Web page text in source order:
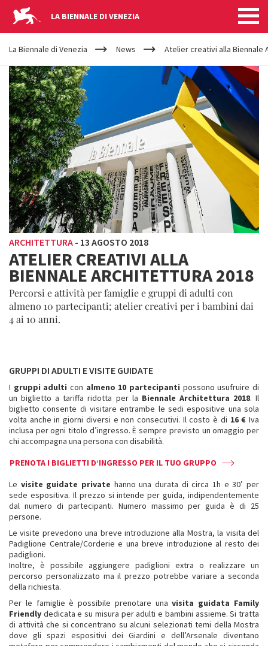
LA BIENNALE DI VENEZIA
YOUR
ARE
HERE
La Biennale di Venezia News Atelier creativi alla Biennale
ARCHITETTURA - 13 AGOSTO 2018
ATELIER CREATIVI ALLA
BIENNALE ARCHITETTURA 2018
Percorsi e attività per famiglie e gruppi di adulti con
almeno 10 partecipanti; atelier creativi per i bambini dai
4 ai 10 anni.
GRUPPI DI ADULTI E VISITE GUIDATE
I gruppi adulti con almeno 10 partecipanti possono usufruire di
un biglietto a tariffa ridotta per la Biennale Architettura 2018. Il
biglietto consente di visitare entrambe le sedi espositive una sola
volta anche in giorni diversi e non consecutivi. Il costo è di 16 € Iva
inclusa per ogni titolo d’ingresso. È sempre previsto un omaggio per
chi accompagna una persona con disabilità.
PRENOTA I BIGLIETTI D’INGRESSO PER IL TUO GRUPPO
Le visite guidate private hanno una durata di circa 1h e 30’ per
sede espositiva. Il prezzo si intende per guida, indipendentemente
dal numero di partecipanti. Numero massimo per guida è di 25
persone.
Le visite prevedono una breve introduzione alla Mostra, la visita del
Padiglione Centrale/Corderie e una breve introduzione al resto dei
padiglioni.
Inoltre, è possibile aggiungere padiglioni extra o realizzare un
percorso personalizzato ma il prezzo potrebbe variare a seconda
della richiesta.
Per le famiglie è possibile prenotare unavisita guidata Family
Friendly dedicata e su misura per adulti e bambini assieme. Si tratta
di attività che si concentrano su alcuni selezionati temi della Mostra
dove gli spazi espositivi dei Giardini e dell’Arsenale diventano